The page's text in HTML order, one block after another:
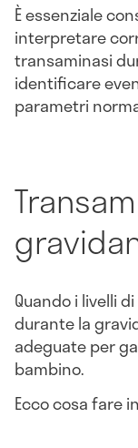
È essenziale
interpretare
transaminasi
identificare
parametri
Quando i livelli
durante la
adeguate per
bambino.
Ecco cosa fare